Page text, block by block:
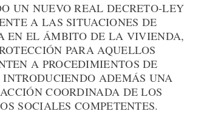
UN NUEVO REAL DECRETO-LEY
A LAS SITUACIONES DE
EN EL ÁMBITO DE LA VIVIENDA,
PARA AQUELLOS
A PROCEDIMIENTOS DE
ADEMÁS UNA
COORDINADA DE LOS
SOCIALES COMPETENTES.